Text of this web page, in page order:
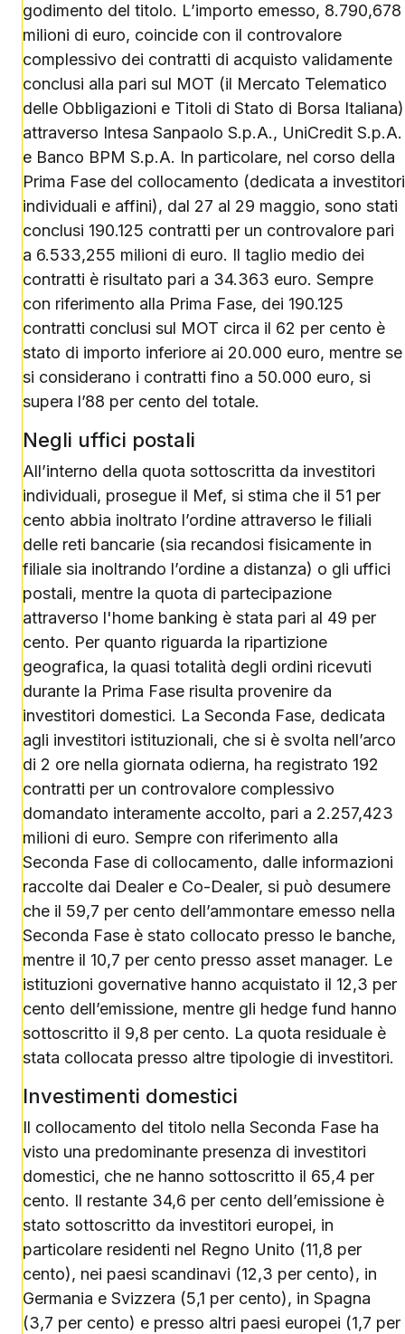
godimento del titolo. L’importo emesso, 8.790,678
milioni di euro, coincide con il controvalore
complessivo dei contratti di acquisto validamente
conclusi alla pari sul MOT (il Mercato Telematico
delle Obbligazioni e Titoli di Stato di Borsa Italiana)
attraverso Intesa Sanpaolo S.p.A., UniCredit S.p.A.
e Banco BPM S.p.A. In particolare, nel corso della
Prima Fase del collocamento (dedicata a investitori
individuali e affini), dal 27 al 29 maggio, sono stati
conclusi 190.125 contratti per un controvalore pari
a 6.533,255 milioni di euro. Il taglio medio dei
contratti è risultato pari a 34.363 euro. Sempre
con riferimento alla Prima Fase, dei 190.125
contratti conclusi sul MOT circa il 62 per cento è
stato di importo inferiore ai 20.000 euro, mentre se
si considerano i contratti fino a 50.000 euro, si
supera l’88 per cento del totale.
Negli uffici postali
All’interno della quota sottoscritta da investitori
individuali, prosegue il Mef, si stima che il 51 per
cento abbia inoltrato l’ordine attraverso le filiali
delle reti bancarie (sia recandosi fisicamente in
filiale sia inoltrando l’ordine a distanza) o gli uffici
postali, mentre la quota di partecipazione
attraverso l'home banking è stata pari al 49 per
cento. Per quanto riguarda la ripartizione
geografica, la quasi totalità degli ordini ricevuti
durante la Prima Fase risulta provenire da
investitori domestici. La Seconda Fase, dedicata
agli investitori istituzionali, che si è svolta nell’arco
di 2 ore nella giornata odierna, ha registrato 192
contratti per un controvalore complessivo
domandato interamente accolto, pari a 2.257,423
milioni di euro. Sempre con riferimento alla
Seconda Fase di collocamento, dalle informazioni
raccolte dai Dealer e Co-Dealer, si può desumere
che il 59,7 per cento dell’ammontare emesso nella
Seconda Fase è stato collocato presso le banche,
mentre il 10,7 per cento presso asset manager. Le
istituzioni governative hanno acquistato il 12,3 per
cento dell’emissione, mentre gli hedge fund hanno
sottoscritto il 9,8 per cento. La quota residuale è
stata collocata presso altre tipologie di investitori.
Investimenti domestici
Il collocamento del titolo nella Seconda Fase ha
visto una predominante presenza di investitori
domestici, che ne hanno sottoscritto il 65,4 per
cento. Il restante 34,6 per cento dell’emissione è
stato sottoscritto da investitori europei, in
particolare residenti nel Regno Unito (11,8 per
cento), nei paesi scandinavi (12,3 per cento), in
Germania e Svizzera (5,1 per cento), in Spagna
(3,7 per cento) e presso altri paesi europei (1,7 per